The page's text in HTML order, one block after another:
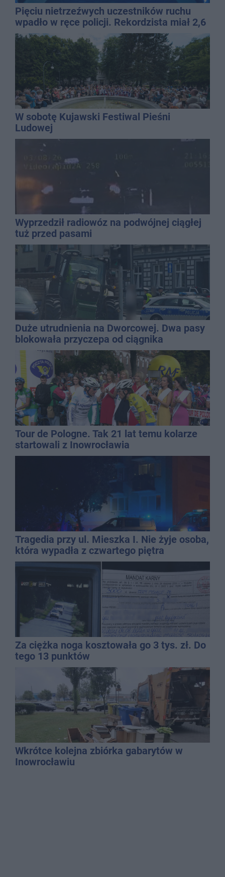
Pięciu nietrzeźwych uczestników ruchu
wpadło w ręce policji. Rekordzista miał 2,6
promila
W sobotę Kujawski Festiwal Pieśni
Ludowej
Wyprzedził radiowóz na podwójnej ciągłej
tuż przed pasami
Duże utrudnienia na Dworcowej. Dwa pasy
blokowała przyczepa od ciągnika
Tour de Pologne. Tak 21 lat temu kolarze
startowali z Inowrocławia
Tragedia przy ul. Mieszka I. Nie żyje osoba,
która wypadła z czwartego piętra
Za ciężka noga kosztowała go 3 tys. zł. Do
tego 13 punktów
Wkrótce kolejna zbiórka gabarytów w
Inowrocławiu